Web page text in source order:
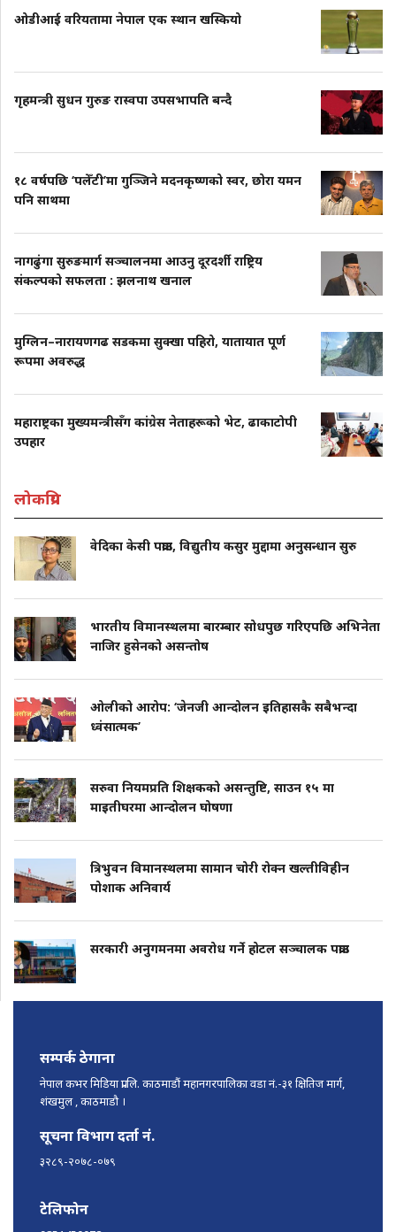
ओडीआई वरियतामा नेपाल एक स्थान खस्कियो
गृहमन्त्री सुधन गुरुङ रास्वपा उपसभापति बन्दै
१८ वर्षपछि ‘पलेँटी’मा गुञ्जिने मदनकृष्णको स्वर, छोरा यमन
पनि साथमा
नागढुंगा सुरुङमार्ग सञ्चालनमा आउनु दूरदर्शी राष्ट्रिय
संकल्पको सफलता : झलनाथ खनाल
मुग्लिन–नारायणगढ सडकमा सुक्खा पहिरो, यातायात पूर्ण
रूपमा अवरुद्ध
महाराष्ट्रका मुख्यमन्त्रीसँग कांग्रेस नेताहरूको भेट, ढाकाटोपी
उपहार
लोकप्रिय
वेदिका केसी पक्राउ, विद्युतीय कसुर मुद्दामा अनुसन्धान सुरु
भारतीय विमानस्थलमा बारम्बार सोधपुछ गरिएपछि अभिनेता
नाजिर हुसेनको असन्तोष
ओलीको आरोप: ‘जेनजी आन्दोलन इतिहासकै सबैभन्दा
ध्वंसात्मक’
सरुवा नियमप्रति शिक्षकको असन्तुष्टि, साउन १५ मा
माइतीघरमा आन्दोलन घोषणा
त्रिभुवन विमानस्थलमा सामान चोरी रोक्न खल्तीविहीन
पोशाक अनिवार्य
सरकारी अनुगमनमा अवरोध गर्ने होटल सञ्चालक पक्राउ
सम्पर्क ठेगाना
नेपाल कभर मिडिया प्रा.लि. काठमाडौं महानगरपालिका वडा नं.-३१ क्षितिज मार्ग,
शंखमुल , काठमाडौ ।
सूचना विभाग दर्ता नं.
३२८९-२०७८-०७९
टेलिफोन